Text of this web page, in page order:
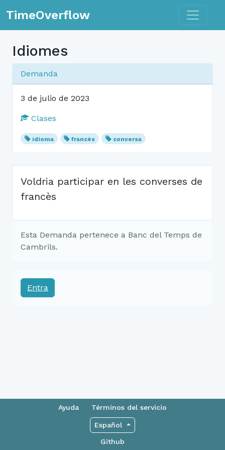
TimeOverflow Toggle
Idiomes
Demanda
3 de julio de 2023
Clases
idioma francès conversa
Voldria participar en les converses de
francès
Esta Demanda pertenece a Banc del Temps de
Cambrils.
Entra
Ayuda Términos del servicio
Español
Github